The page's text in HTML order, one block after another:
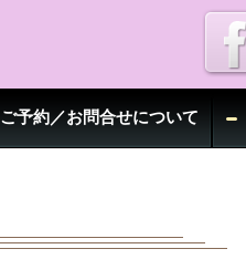
ご予約／お問合せについて